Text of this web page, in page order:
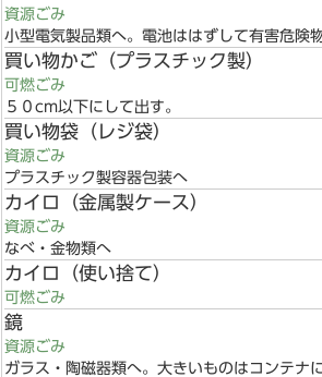
資源ごみ
小型電気製品類へ。電池ははずして有害危険
買い物かご（プラスチック製）
可燃ごみ
５０cm以下にして出す。
買い物袋（レジ袋）
資源ごみ
プラスチック製容器包装へ
カイロ（金属製ケース）
資源ごみ
なべ・金物類へ
カイロ（使い捨て）
可燃ごみ
鏡
資源ごみ
ガラス・陶磁器類へ。大きいものはコンテナ